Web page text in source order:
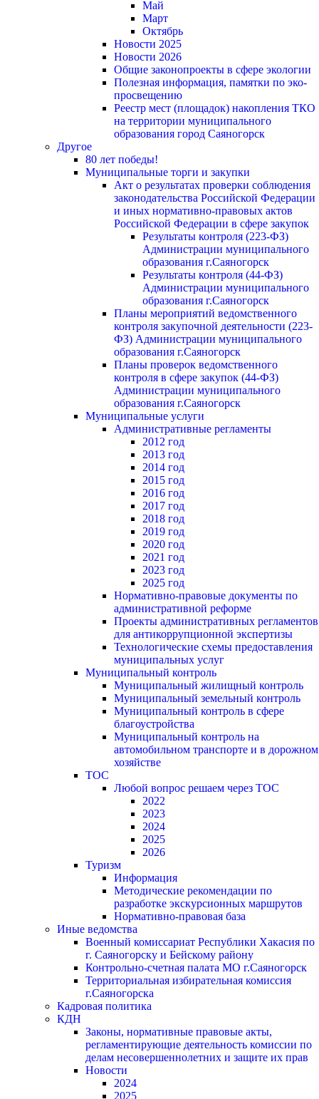
Май
Март
Октябрь
Новости 2025
Новости 2026
Общие законопроекты в сфере экологии
Полезная информация, памятки по эко-
просвещению
Реестр мест (площадок) накопления ТКО
на территории муниципального
образования город Саяногорск
Другое
80 лет победы!
Муниципальные торги и закупки
Акт о результатах проверки соблюдения
законодательства Российской Федерации
и иных нормативно-правовых актов
Российской Федерации в сфере закупок
Результаты контроля (223-ФЗ)
Администрации муниципального
образования г.Саяногорск
Результаты контроля (44-ФЗ)
Администрации муниципального
образования г.Саяногорск
Планы мероприятий ведомственного
контроля закупочной деятельности (223-
ФЗ) Администрации муниципального
образования г.Саяногорск
Планы проверок ведомственного
контроля в сфере закупок (44-ФЗ)
Администрации муниципального
образования г.Саяногорск
Муниципальные услуги
Административные регламенты
2012 год
2013 год
2014 год
2015 год
2016 год
2017 год
2018 год
2019 год
2020 год
2021 год
2023 год
2025 год
Нормативно-правовые документы по
административной реформе
Проекты административных регламентов
для антикоррупционной экспертизы
Технологические схемы предоставления
муниципальных услуг
Муниципальный контроль
Муниципальный жилищный контроль
Муниципальный земельный контроль
Муниципальный контроль в сфере
благоустройства
Муниципальный контроль на
автомобильном транспорте и в дорожном
хозяйстве
ТОС
Любой вопрос решаем через ТОС
2022
2023
2024
2025
2026
Туризм
Информация
Методические рекомендации по
разработке экскурсионных маршрутов
Нормативно-правовая база
Иные ведомства
Военный комиссариат Республики Хакасия по
г. Саяногорску и Бейскому району
Контрольно-счетная палата МО г.Саяногорск
Территориальная избирательная комиссия
г.Саяногорска
Кадровая политика
КДН
Законы, нормативные правовые акты,
регламентирующие деятельность комиссии по
делам несовершеннолетних и защите их прав
Новости
2024
2025